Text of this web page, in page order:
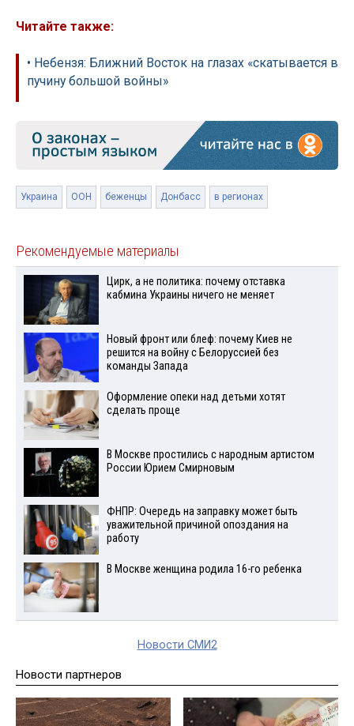
Читайте также:
• Небензя: Ближний Восток на глазах «скатывается в
пучину большой войны»
Украина ООН беженцы Донбасс в регионах
Рекомендуемые материалы
Цирк, а не политика: почему отставка
кабмина Украины ничего не меняет
Новый фронт или блеф: почему Киев не
решится на войну с Белоруссией без
команды Запада
Оформление опеки над детьми хотят
сделать проще
В Москве простились с народным артистом
России Юрием Смирновым
ФНПР: Очередь на заправку может быть
уважительной причиной опоздания на
работу
В Москве женщина родила 16-го ребенка
Новости СМИ2
Новости партнеров